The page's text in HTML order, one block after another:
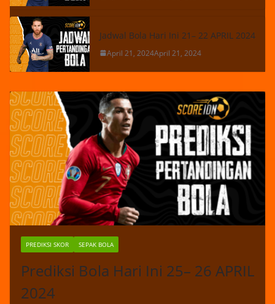
Jadwal Bola Hari Ini 21– 22 APRIL 2024
April 21, 2024April 21, 2024
PREDIKSI SKOR SEPAK BOLA
Prediksi Bola Hari Ini 25– 26 APRIL
2024